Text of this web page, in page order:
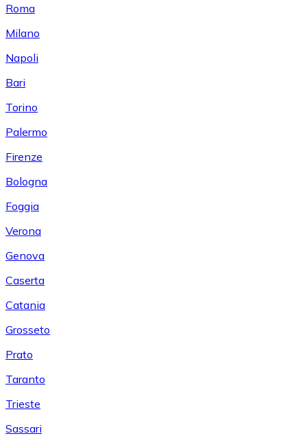
Roma
Milano
Napoli
Bari
Torino
Palermo
Firenze
Bologna
Foggia
Verona
Genova
Caserta
Catania
Grosseto
Prato
Taranto
Trieste
Sassari